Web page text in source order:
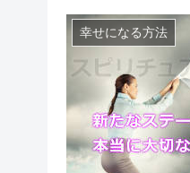
幸せになる方法